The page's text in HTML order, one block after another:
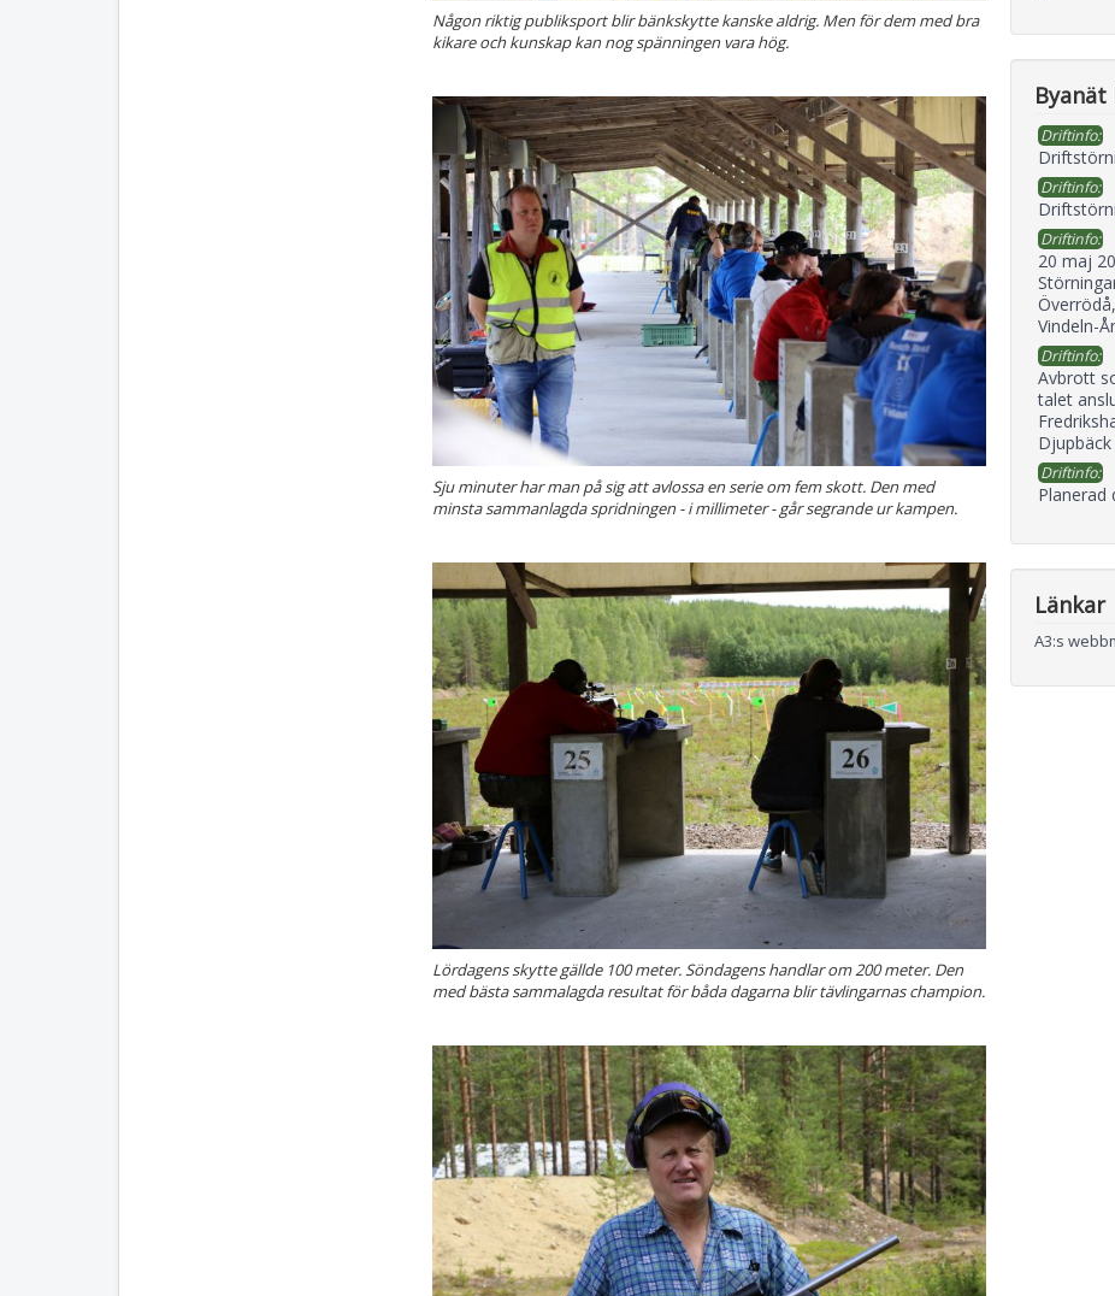
Någon riktig publiksport blir bänkskytte kanske aldrig. Men för dem med bra
kikare och kunskap kan nog spänningen vara hög.
Sju minuter har man på sig att avlossa en serie om fem skott. Den med
minsta sammanlagda spridningen - i millimeter - går segrande ur kampen.
Lördagens skytte gällde 100 meter. Söndagens handlar om 200 meter. Den
med bästa sammalagda resultat för båda dagarna blir tävlingarnas champion.
Driftinfo:
Driftinfo:
Driftinfo:
20 maj
Vindeln-
Driftinfo:
Avbrott
talet
Driftinfo:
Planerad
Länkar
A3:s